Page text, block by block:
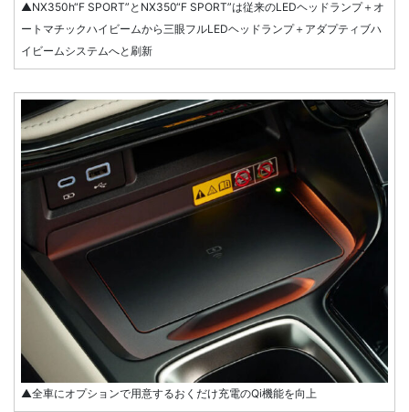
▲NX350h“F SPORT”とNX350“F SPORT”は従来のLEDヘッドランプ＋オ
ートマチックハイビームから三眼フルLEDヘッドランプ＋アダプティブハ
イビームシステムへと刷新
▲全車にオプションで用意するおくだけ充電のQi機能を向上